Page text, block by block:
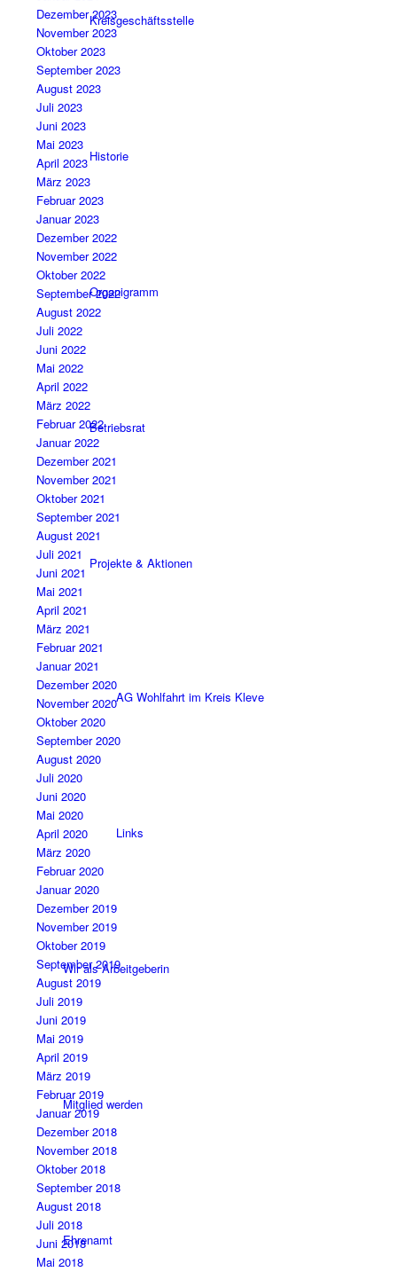
Kreisgeschäftsstelle
Historie
Organigramm
Betriebsrat
Projekte & Aktionen
AG Wohlfahrt im Kreis Kleve
Links
Wir als Arbeitgeberin
Mitglied werden
Ehrenamt
Dezember 2023
November 2023
Oktober 2023
September 2023
August 2023
Juli 2023
Juni 2023
Mai 2023
April 2023
März 2023
Februar 2023
Januar 2023
Dezember 2022
November 2022
Oktober 2022
September 2022
August 2022
Juli 2022
Juni 2022
Mai 2022
April 2022
März 2022
Februar 2022
Januar 2022
Dezember 2021
November 2021
Oktober 2021
September 2021
August 2021
Juli 2021
Juni 2021
Mai 2021
April 2021
März 2021
Februar 2021
Januar 2021
Dezember 2020
November 2020
Oktober 2020
September 2020
August 2020
Juli 2020
Juni 2020
Mai 2020
April 2020
März 2020
Februar 2020
Januar 2020
Dezember 2019
November 2019
Oktober 2019
September 2019
August 2019
Juli 2019
Juni 2019
Mai 2019
April 2019
März 2019
Februar 2019
Januar 2019
Dezember 2018
November 2018
Oktober 2018
September 2018
August 2018
Juli 2018
Juni 2018
Mai 2018